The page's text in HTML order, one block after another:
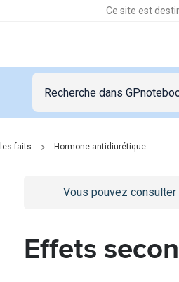
Ce site est
faits Hormone antidiurétique
/se-connecterpage
Vous pouvez consulter
Effets